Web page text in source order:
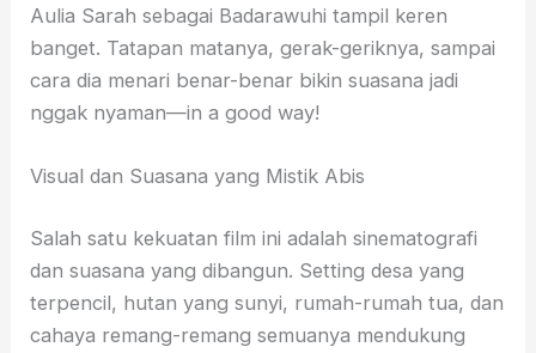
Aulia Sarah sebagai Badarawuhi tampil keren
banget. Tatapan matanya, gerak-geriknya, sampai
cara dia menari benar-benar bikin suasana jadi
nggak nyaman—in a good way!
Visual dan Suasana yang Mistik Abis
Salah satu kekuatan film ini adalah sinematografi
dan suasana yang dibangun. Setting desa yang
terpencil, hutan yang sunyi, rumah-rumah tua, dan
cahaya remang-remang semuanya mendukung